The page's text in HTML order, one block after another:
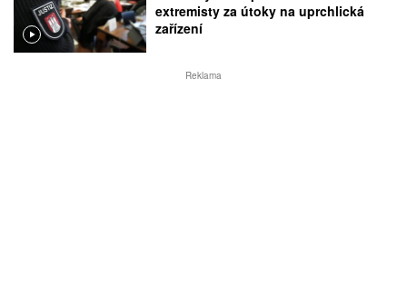
extremisty za útoky na uprchlická
zařízení
Reklama